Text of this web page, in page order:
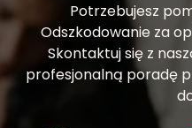
Potrzebujesz
Odszkodowanie za
Skontaktuj się z
profesjonalną poradę